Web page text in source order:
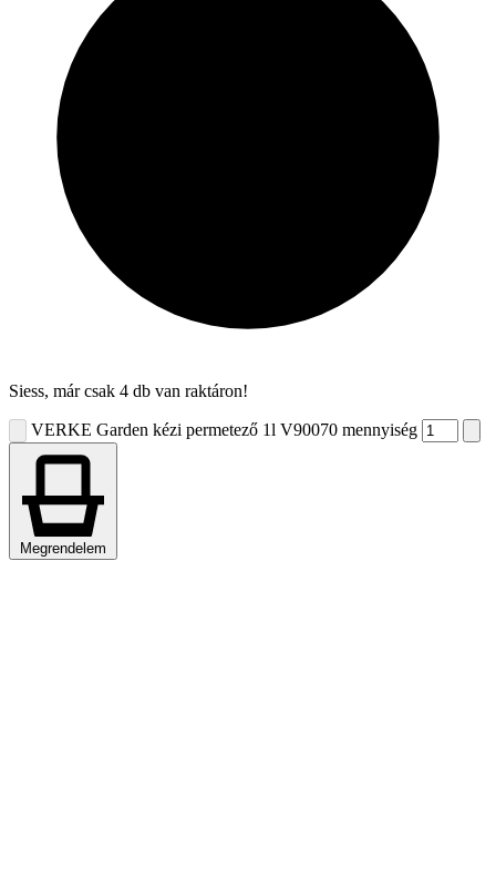
Siess, már csak 4 db van raktáron!
VERKE Garden kézi permetező 1l V90070 mennyiség
Megrendelem